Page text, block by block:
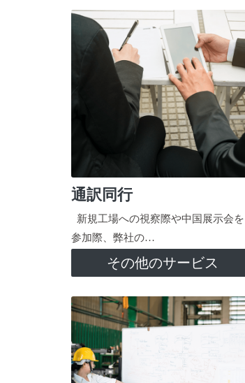
通訳同行
新規工場への視察際や中国展示会を
参加際、弊社の…
その他のサービス